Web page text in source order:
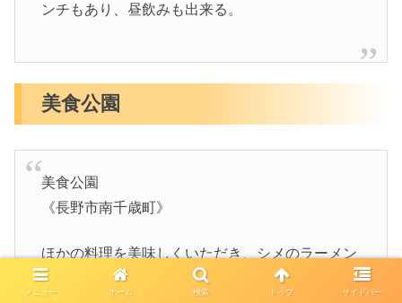
ンチもあり、昼飲みも出来る。
美食公園
美食公園
《長野市南千歳町》
ほかの料理を美味しくいただき、シメのラーメン
🍜
メニュー ホーム 検索 トップ サイドバー